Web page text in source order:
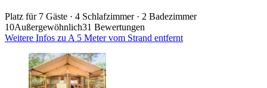
Platz für 7 Gäste · 4 Schlafzimmer · 2 Badezimmer
10Außergewöhnlich31 Bewertungen
Weitere Infos zu A 5 Meter vom Strand entfernt